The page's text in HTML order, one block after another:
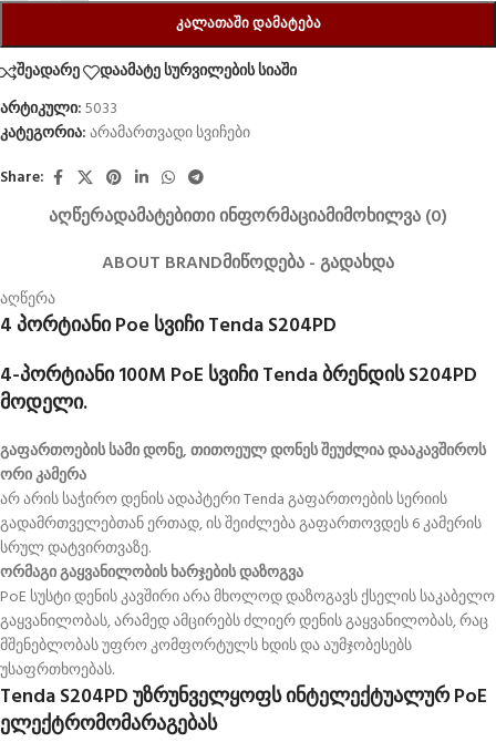
ᲙᲐᲚᲐᲗᲐᲨᲘ ᲓᲐᲛᲐᲢᲔᲑᲐ
შეადარე
დაამატე სურვილების სიაში
არტიკული:5033
კატეგორია:არამართვადი სვიჩები
Share:
ᲐᲦᲬᲔᲠᲐᲓᲐᲛᲐᲢᲔᲑᲘᲗᲘ ᲘᲜᲤᲝᲠᲛᲐᲪᲘᲐᲛᲘᲛᲝᲮᲘᲚᲕᲐ (0)
ABOUT BRANDᲛᲘᲬᲝᲓᲔᲑᲐ - ᲒᲐᲓᲐᲮᲓᲐ
აღწერა
4 პორტიანი Poe სვიჩი Tenda S204PD
4-პორტიანი 100M PoE სვიჩი Tenda ბრენდის S204PD
მოდელი.
გაფართოების სამი დონე, თითოეულ დონეს შეუძლია დააკავშიროს
ორი კამერა
არ არის საჭირო დენის ადაპტერი Tenda გაფართოების სერიის
გადამრთველებთან ერთად, ის შეიძლება გაფართოვდეს 6 კამერის
სრულ დატვირთვაზე.
ორმაგი გაყვანილობის ხარჯების დაზოგვა
PoE სუსტი დენის კავშირი არა მხოლოდ დაზოგავს ქსელის საკაბელო
გაყვანილობას, არამედ ამცირებს ძლიერ დენის გაყვანილობას, რაც
მშენებლობას უფრო კომფორტულს ხდის და აუმჯობესებს
უსაფრთხოებას.
Tenda S204PD უზრუნველყოფს ინტელექტუალურ PoE
ელექტრომომარაგებას